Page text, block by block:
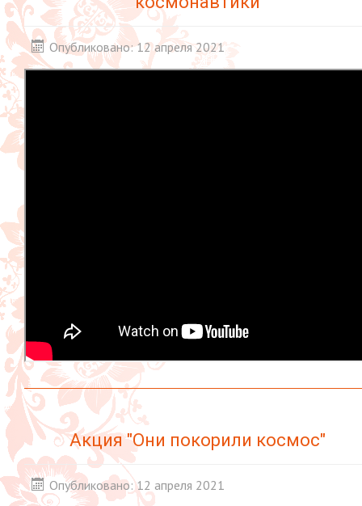
Опубликовано: 12 апреля 2021
Акция "Они покорили космос"
Опубликовано: 12 апреля 2021